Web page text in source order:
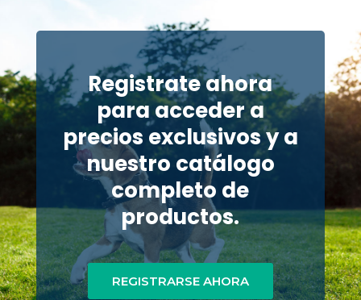
Registrate ahora
para acceder a
precios exclusivos y a
nuestro catálogo
completo de
productos.
REGISTRARSE AHORA